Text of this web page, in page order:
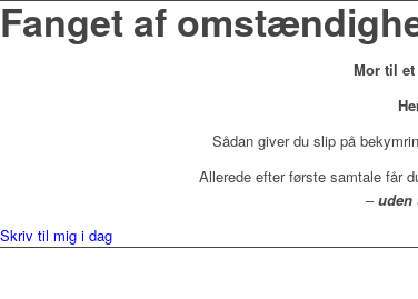
Fanget af
Mor til
Sådan giver du slip på
Allerede efter første samtale får
–uden
Skriv til mig i dag